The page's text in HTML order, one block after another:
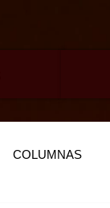
COLUMNAS